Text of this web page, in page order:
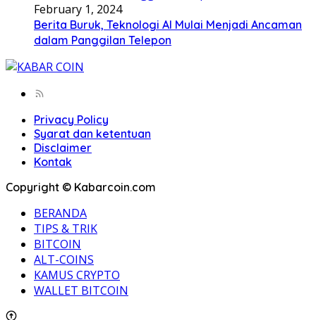
February 1, 2024
Berita Buruk, Teknologi AI Mulai Menjadi Ancaman
dalam Panggilan Telepon
Privacy Policy
Syarat dan ketentuan
Disclaimer
Kontak
Copyright © Kabarcoin.com
BERANDA
TIPS & TRIK
BITCOIN
ALT-COINS
KAMUS CRYPTO
WALLET BITCOIN